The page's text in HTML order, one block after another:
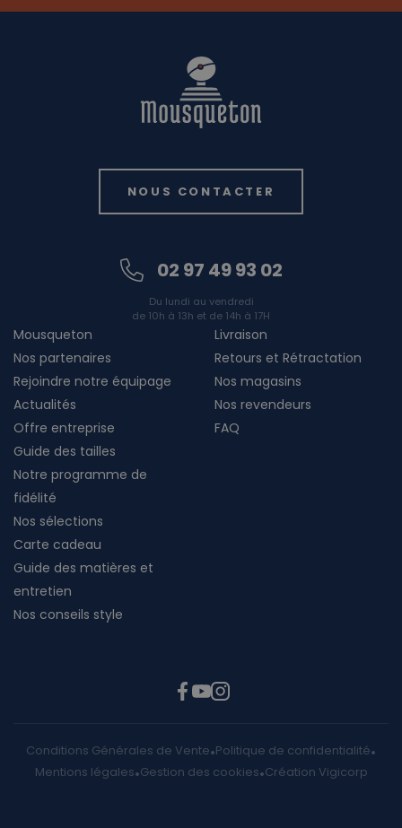
NOUS CONTACTER
02 97 49 93 02
Du lundi au vendredi
de 10h à 13h et de 14h à 17H
Mousqueton
Nos partenaires
Rejoindre notre équipage
Actualités
Offre entreprise
Livraison
Retours et Rétractation
Nos magasins
Nos revendeurs
FAQ
Guide des tailles
Notre programme de
fidélité
Nos sélections
Carte cadeau
Guide des matières et
entretien
Nos conseils style
Conditions Générales de Vente Politique de confidentialité
Mentions légales Gestion des cookies Création Vigicorp